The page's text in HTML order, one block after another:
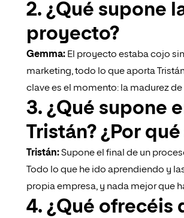
2. ¿Qué supone
proyecto?
Gemma: El proyecto estaba cojo
marketing, todo lo que aporta
clave es el momento: la madurez
3. ¿Qué supone
Tristán? ¿Por
Tristán:Supone el final de un
Todo lo que he ido aprendiendo y
propia empresa, y nada mejor que
4. ¿Qué ofrecéis